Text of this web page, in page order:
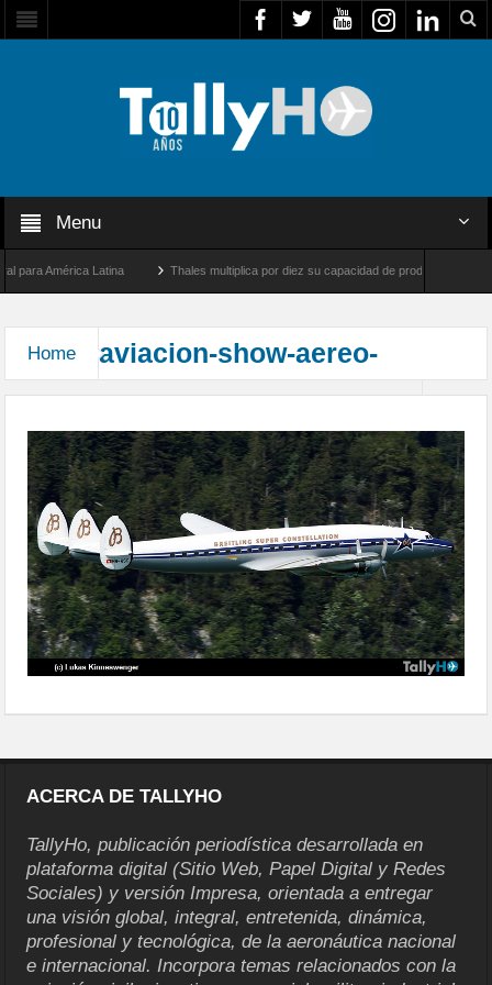
Menu
América Latina Thales multiplica por diez su capacidad de producción de
Home aviacion-show-aereo-
scalaria2015-05
ACERCA DE TALLYHO
TallyHo, publicación periodística desarrollada en
plataforma digital (Sitio Web, Papel Digital y Redes
Sociales) y versión Impresa, orientada a entregar
una visión global, integral, entretenida, dinámica,
profesional y tecnológica, de la aeronáutica nacional
e internacional. Incorpora temas relacionados con la